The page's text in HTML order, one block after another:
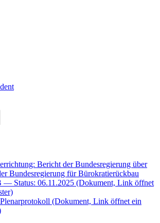
Bericht der Bundesregierung über
Bundesregierung für Bürokratierückbau
— Status: 06.11.2025 (Dokument, Link öffnet
(Dokument, Link öffnet ein